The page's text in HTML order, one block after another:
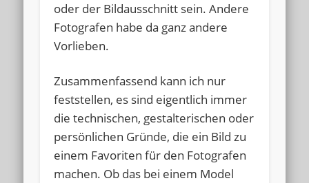
oder der Bildausschnitt sein. Andere
Fotografen habe da ganz andere
Vorlieben.
Zusammenfassend kann ich nur
feststellen, es sind eigentlich immer
die technischen, gestalterischen oder
persönlichen Gründe, die ein Bild zu
einem Favoriten für den Fotografen
machen. Ob das bei einem Model